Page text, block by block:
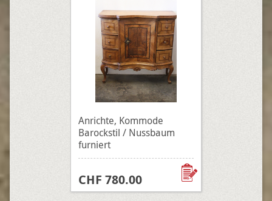
Anrichte, Kommode
Barockstil / Nussbaum
furniert
CHF 780.00